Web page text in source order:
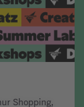
Shopping,